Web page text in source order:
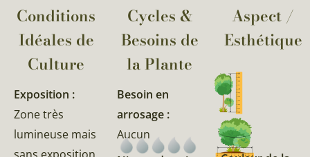
Conditions
Idéales de
Culture
Exposition :
Zone très
lumineuse mais
Cycles &
Besoins de
la Plante​
Besoin en
arrosage :
Aucun
Aspect /
Esthétique